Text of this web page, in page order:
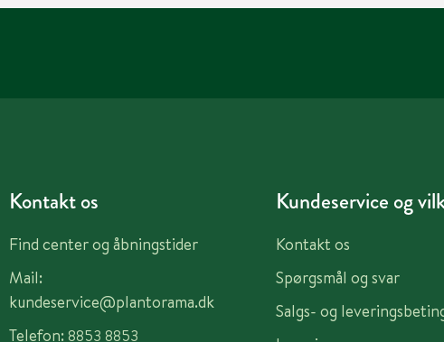
Kontakt os
Find center og åbningstider
Mail:
kundeservice@plantorama.dk
Telefon: 8853 8853
Kundeservice og
Kontakt os
Spørgsmål og svar
Salgs- og